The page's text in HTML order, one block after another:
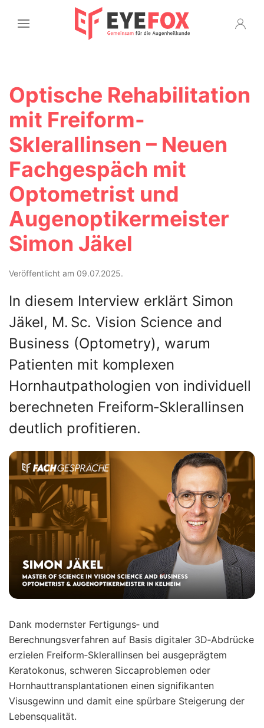
Optische Rehabilitation
mit Freiform-
Sklerallinsen – Neuen
Fachgespäch mit
Optometrist und
Augenoptikermeister
Simon Jäkel
Veröffentlicht am 09.07.2025.
In diesem Interview erklärt Simon
Jäkel, M. Sc. Vision Science and
Business (Optometry), warum
Patienten mit komplexen
Hornhautpathologien von individuell
berechneten Freiform‑Sklerallinsen
deutlich profitieren.
Dank modernster Fertigungs‑ und
Berechnungsverfahren auf Basis digitaler 3D‑Abdrücke
erzielen Freiform‑Sklerallinsen bei ausgeprägtem
Keratokonus, schweren Siccaproblemen oder
Hornhauttransplantationen einen signifikanten
Visusgewinn und damit eine spürbare Steigerung der
Lebensqualität.